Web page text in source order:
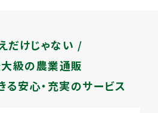
だけじゃない /
級の農業通販
る安心・充実のサービス